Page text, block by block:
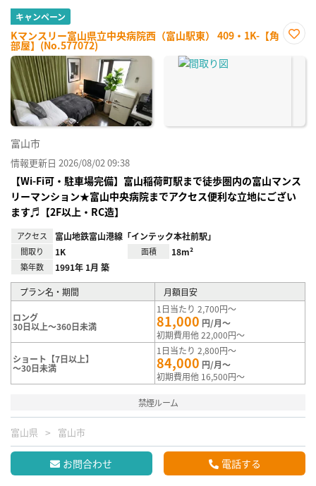
キャンペーン
Kマンスリー富山県立中央病院西（富山駅東） 409・1K-【角
部屋】(No.577072)
に入
富山市
情報更新日 2026/08/02 09:38
【Wi-Fi可・駐車場完備】富山稲荷町駅まで徒歩圏内の富山マンス
リーマンション★富山中央病院までアクセス便利な立地にござい
ます♬【2F以上・RC造】
アクセス 富山地鉄富山港線「インテック本社前駅」
間取り 1K 面積 18m²
築年数 1991年 1月 築
プラン名・期間 月額目安
ロング
30日以上～360日未満
1日当たり 2,700円～
81,000 円/月～
初期費用他 22,000円～
ショート【7日以上】
～30日未満
1日当たり 2,800円～
84,000 円/月～
初期費用他 16,500円～
禁煙ルーム
富山県 富山市
お問合わせ 電話する